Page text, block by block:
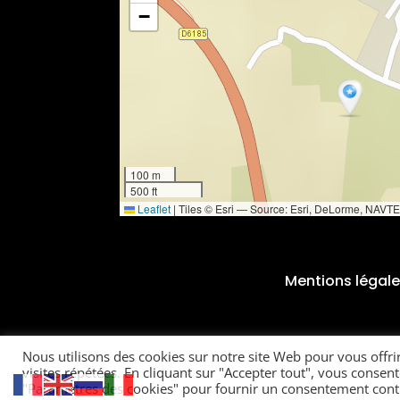
−
100 m
500 ft
Leaflet | Tiles © Esri — Source: Esri, DeLorme,
Mentions
Nous utilisons des cookies sur notre site Web pour vous
visites répétées. En cliquant sur "Accepter tout", vous
"Paramètres des cookies" pour fournir un consentement